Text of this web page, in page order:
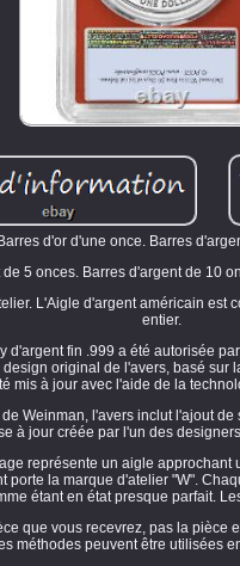
Barres d'or d'une once. Barres
de 5 onces. Barres d'argent de 10
L'Aigle d'argent américain
entier.
d'argent fin .999 a été autorisée
original de l'avers, basé
mis à jour avec l'aide de la
Weinman, l'avers inclut l'ajout
à jour créée par l'un des
représente un aigle
porte la marque d'atelier "W".
étant en état presque parfait.
que vous recevrez, pas la
méthodes peuvent être utilisées